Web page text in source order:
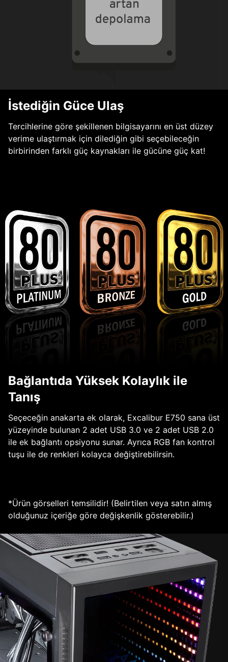
İstediğin Güce Ulaş
Tercihlerine göre şekillenen bilgisayarını en üst düzey
verime ulaştırmak için dilediğin gibi seçebileceğin
birbirinden farklı güç kaynakları ile gücüne güç kat!
Bağlantıda Yüksek Kolaylık ile
Tanış
Seçeceğin anakarta ek olarak, Excalibur E750 sana üst
yüzeyinde bulunan 2 adet USB 3.0 ve 2 adet USB 2.0
ile ek bağlantı opsiyonu sunar. Ayrıca RGB fan kontrol
tuşu ile de renkleri kolayca değiştirebilirsin.
*Ürün görselleri temsilidir! (Belirtilen veya satın almış
olduğunuz içeriğe göre değişkenlik gösterebilir.)